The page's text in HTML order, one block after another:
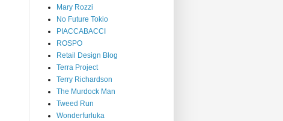
Mary Rozzi
No Future Tokio
PIACCABACCI
ROSPO
Retail Design Blog
Terra Project
Terry Richardson
The Murdock Man
Tweed Run
Wonderfurluka